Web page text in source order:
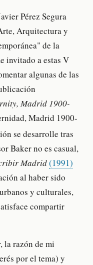
Pérez Segura
Arquitectura y
de la
invitado a estas V
algunas de las
Madrid 1900-
Madrid 1900-
se desarrolle tras
Baker no es casual,
Madrid(1991)
al haber sido
y culturales,
compartir
la razón de mi
por el tema) y